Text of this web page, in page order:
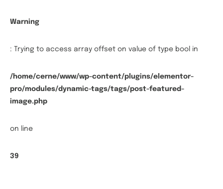
Warning
: Trying to access array offset on value of type bool in
/home/cerne/www/wp-content/plugins/elementor-
pro/modules/dynamic-tags/tags/post-featured-
image.php
on line
39